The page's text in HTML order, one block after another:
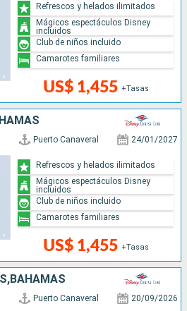
US$ 1,455 +Tasas
Refrescos y helados ilimitados
Mágicos espectáculos Disney
incluidos
Club de niños incluido
Camarotes familiares
Puerto Canaveral 24/01/2027
US$ 1,455 +Tasas
Refrescos y helados ilimitados
Mágicos espectáculos Disney
incluidos
Club de niños incluido
Camarotes familiares
Puerto Canaveral 20/09/2026